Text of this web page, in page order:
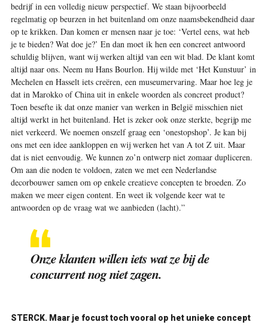
bedrijf in een volledig nieuw perspectief. We staan bijvoorbeeld
regelmatig op beurzen in het buitenland om onze naamsbekendheid daar
op te krikken. Dan komen er mensen naar je toe: ‘Vertel eens, wat heb
je te bieden? Wat doe je?’ En dan moet ik hen een concreet antwoord
schuldig blijven, want wij werken altijd van een wit blad. De klant komt
altijd naar ons. Neem nu Hans Bourlon. Hij wilde met ‘Het Kunstuur’ in
Mechelen en Hasselt iets creëren, een museumervaring. Maar hoe leg je
dat in Marokko of China uit in enkele woorden als concreet product?
Toen besefte ik dat onze manier van werken in België misschien niet
altijd werkt in het buitenland. Het is zeker ook onze sterkte, begrijp me
niet verkeerd. We noemen onszelf graag een ‘onestopshop’. Je kan bij
ons met een idee aankloppen en wij werken het van A tot Z uit. Maar
dat is niet eenvoudig. We kunnen zo’n ontwerp niet zomaar dupliceren.
Om aan die noden te voldoen, zaten we met een Nederlandse
decorbouwer samen om op enkele creatieve concepten te broeden. Zo
maken we meer eigen content. En weet ik volgende keer wat te
antwoorden op de vraag wat we aanbieden (lacht).”
Onze klanten willen iets wat ze bij de
concurrent nog niet zagen.
STERCK. Maar je focust toch vooral op het unieke concept